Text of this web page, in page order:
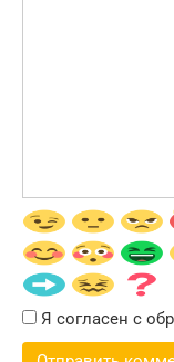
Я согласен с